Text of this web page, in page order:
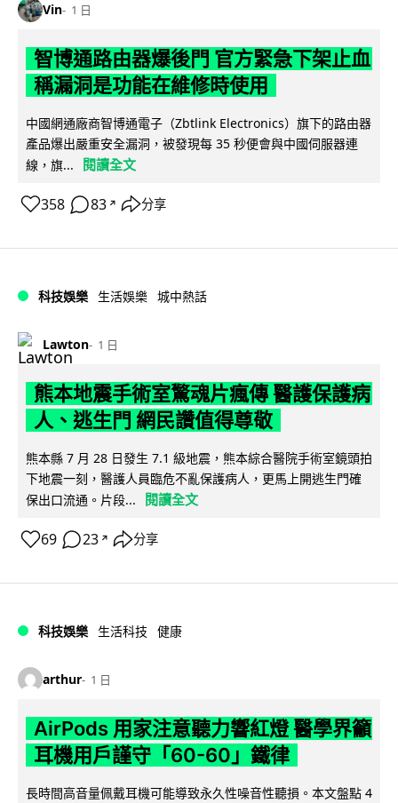
Vin 1 日
智博通路由器爆後門 官方緊急下架止血
稱漏洞是功能在維修時使用
中國網通廠商智博通電子（Zbtlink Electronics）旗下的路由器
產品爆出嚴重安全漏洞，被發現每 35 秒便會與中國伺服器連
線，旗...
閱讀全文
358 83 ↗ 分享
科技娛樂 生活娛樂 城中熱話
Lawton 1 日
熊本地震手術室驚魂片瘋傳 醫護保護病
人、逃生門 網民讚值得尊敬
熊本縣 7 月 28 日發生 7.1 級地震，熊本綜合醫院手術室鏡頭拍
下地震一刻，醫護人員臨危不亂保護病人，更馬上開逃生門確
保出口流通。片段...
閱讀全文
69 23 ↗ 分享
科技娛樂 生活科技 健康
arthur 1 日
AirPods 用家注意聽力響紅燈 醫學界籲
耳機用戶謹守「60-60」鐵律
長時間高音量佩戴耳機可能導致永久性噪音性聽損。本文盤點 4